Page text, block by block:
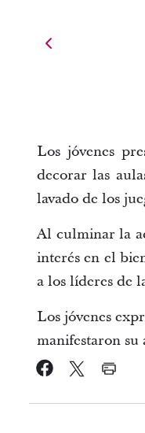
Los jóvenes
decorar las
lavado de los
Al culminar la
interés en el
a los líderes de
Los jóvenes
manifestaron